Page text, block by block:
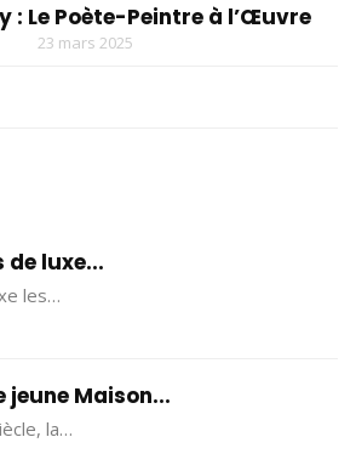
: Le Poète-Peintre à l’Œuvre
23 mars 2025
de luxe...
les…
jeune Maison...
la…